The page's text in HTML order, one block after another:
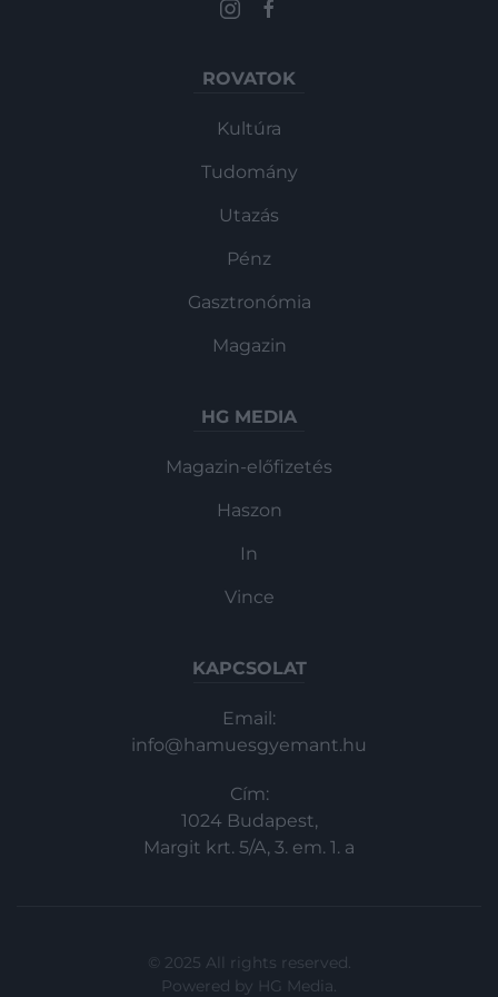
ROVATOK
Kultúra
Tudomány
Utazás
Pénz
Gasztronómia
Magazin
HG MEDIA
Magazin-előfizetés
Haszon
In
Vince
KAPCSOLAT
Email:
info@hamuesgyemant.hu
Cím:
1024 Budapest,
Margit krt. 5/A, 3. em. 1. a
© 2025 All rights reserved.
Powered by HG Media.